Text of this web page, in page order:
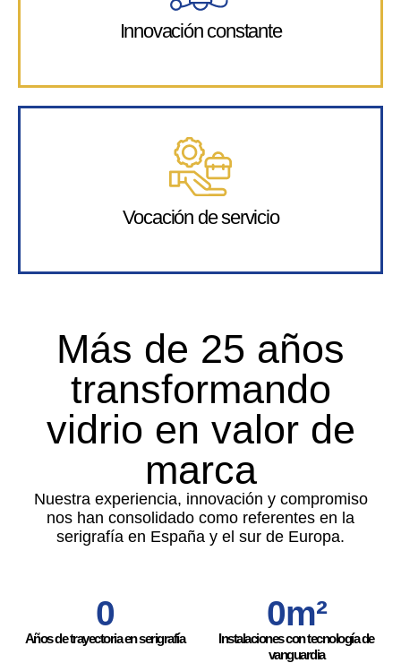
Innovación constante
Vocación de servicio
Más de 25 años
transformando
vidrio en valor de
marca
Nuestra experiencia, innovación y compromiso
nos han consolidado como referentes en la
serigrafía en España y el sur de Europa.
0
Años de trayectoria en serigrafía
0m²
Instalaciones con tecnología de
vanguardia